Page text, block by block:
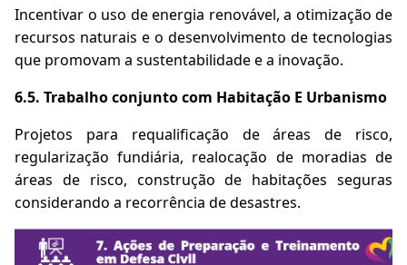
Incentivar o uso de energia renovável, a otimização de
recursos naturais e o desenvolvimento de tecnologias
que promovam a sustentabilidade e a inovação.
6.5. Trabalho conjunto com Habitação E Urbanismo
Projetos para requalificação de áreas de risco,
regularização fundiária, realocação de moradias de
áreas de risco, construção de habitações seguras
considerando a recorrência de desastres.